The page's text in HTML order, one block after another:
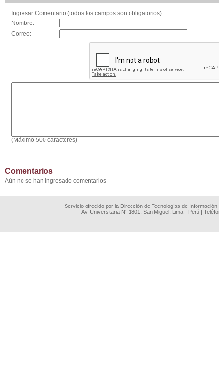
Ingresar Comentario (todos los campos son obligatorios)
Nombre:
Correo:
(Máximo 500 caracteres)
Comentarios
Aún no se han ingresado comentarios
Servicio ofrecido por la Dirección de Tecnologías de
Av. Universitaria N° 1801, San Miguel, Lima - Perú |